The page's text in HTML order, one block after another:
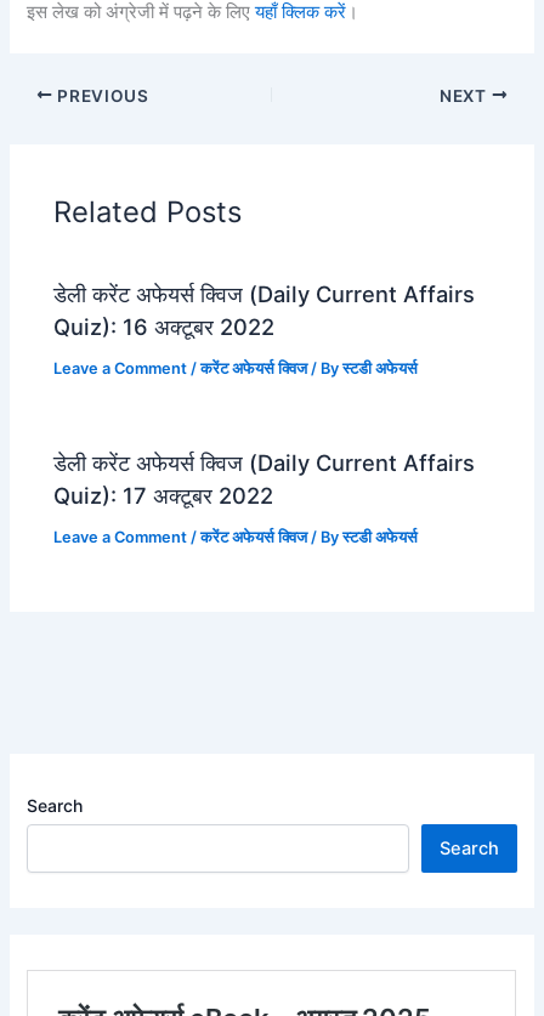
इस लेख को अंग्रेजी में पढ़ने के लिएयहाँ क्लिक करें ।
PREVIOUS NEXT
Related Posts
डेली करेंट अफेयर्स क्विज (Daily Current Affairs
Quiz): 16 अक्टूबर 2022
Leave a Comment /करेंट अफेयर्स क्विज/ Byस्टडी अफेयर्स
डेली करेंट अफेयर्स क्विज (Daily Current Affairs
Quiz): 17 अक्टूबर 2022
Leave a Comment /करेंट अफेयर्स क्विज/ Byस्टडी अफेयर्स
Search
Search